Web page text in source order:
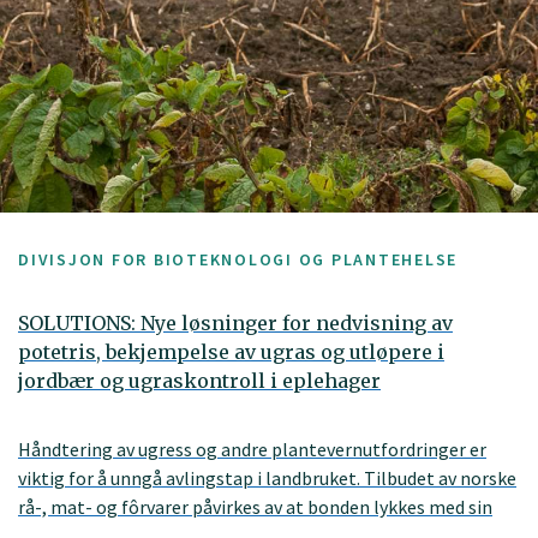
DIVISJON FOR BIOTEKNOLOGI OG PLANTEHELSE
SOLUTIONS: Nye løsninger for nedvisning av
potetris, bekjempelse av ugras og utløpere i
jordbær og ugraskontroll i eplehager
Håndtering av ugress og andre plantevernutfordringer er
viktig for å unngå avlingstap i landbruket. Tilbudet av norske
rå-, mat- og fôrvarer påvirkes av at bonden lykkes med sin